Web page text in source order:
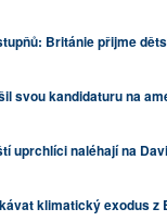
Británie přijme
svou kandidaturu na
uprchlíci naléhají na
klimatický exodus z